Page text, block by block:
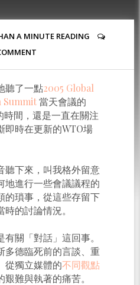
A MINUTEREADING
聽了一點2005 Global
Summit當天會議的
間，還是一直在關注
即時在更新的WTO場
聽下來，叫我格外留意
地進行一些會議議程的
的瑣事，從這些存留下
的討論情況。
關「對話」這回事。
多德臨死前的言談、重
從獨立媒體的不同觀點
難與執著的痛苦。